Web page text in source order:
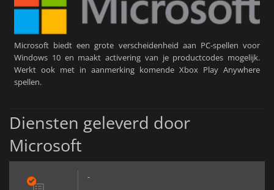
LOG IN OF REGISTREER
Microsoft biedt een grote verscheidenheid aan PC-spellen voor
Windows 10 en maakt activering van je productcodes mogelijk.
Werkt ook met in aanmerking komende Xbox Play Anywhere
spellen.
Diensten geleverd door
Microsoft
-